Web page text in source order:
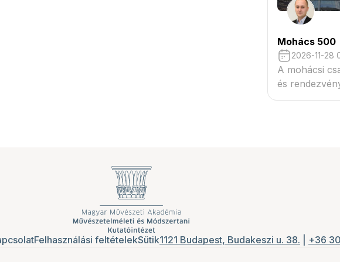
Mohács 500
2026-11-28
A mohácsi
és
Felhasználási feltételekSütik1121 Budapest, Budakeszi u. 38. +36